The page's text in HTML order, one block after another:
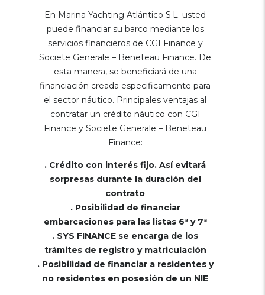
En Marina Yachting Atlántico S.L. usted
puede financiar su barco mediante los
servicios financieros de CGI Finance y
Societe Generale – Beneteau Finance. De
esta manera, se beneficiará de una
financiación creada especificamente para
el sector náutico. Principales ventajas al
contratar un crédito náutico con CGI
Finance y Societe Generale – Beneteau
Finance:
. Crédito con interés fijo. Así evitará
sorpresas durante la duración del
contrato
. Posibilidad de financiar
embarcaciones para las listas 6ª y 7ª
. SYS FINANCE se encarga de los
trámites de registro y matriculación
. Posibilidad de financiar a residentes y
no residentes en posesión de un NIE